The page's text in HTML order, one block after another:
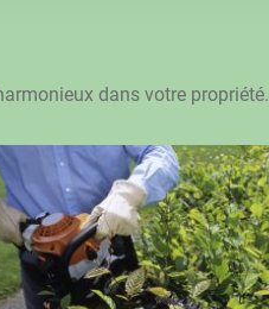
dans votre propriété.